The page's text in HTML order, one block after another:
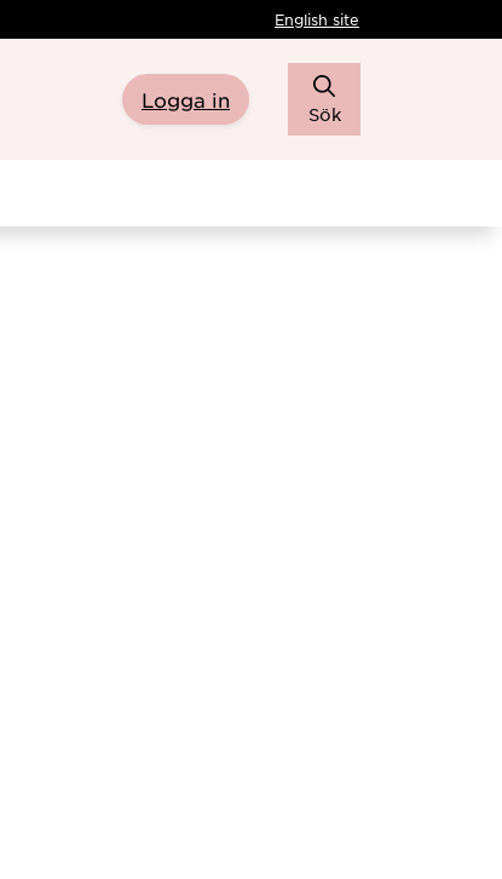
English site
Logga in
Sök